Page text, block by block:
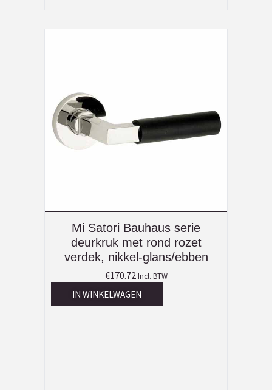
Mi Satori Bauhaus serie
deurkruk met rond rozet
verdek, nikkel-glans/ebben
€170.72 Incl. BTW
IN WINKELWAGEN